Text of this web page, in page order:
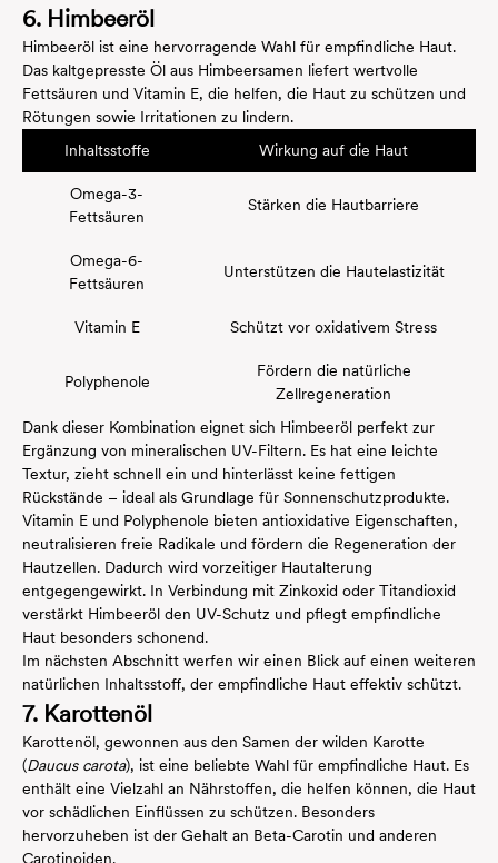
6. Himbeeröl
Himbeeröl ist eine hervorragende Wahl für empfindliche Haut.
Das kaltgepresste Öl aus Himbeersamen liefert wertvolle
Fettsäuren und Vitamin E, die helfen, die Haut zu schützen und
Rötungen sowie Irritationen zu lindern.
Inhaltsstoffe
Wirkung auf die Haut
Omega-3-
Fettsäuren
Stärken die Hautbarriere
Omega-6-
Fettsäuren
Unterstützen die Hautelastizität
Vitamin E Schützt vor oxidativem Stress
Polyphenole
Fördern die natürliche
Zellregeneration
Dank dieser Kombination eignet sich Himbeeröl perfekt zur
Ergänzung von mineralischen UV-Filtern. Es hat eine leichte
Textur, zieht schnell ein und hinterlässt keine fettigen
Rückstände – ideal als Grundlage für Sonnenschutzprodukte.
Vitamin E und Polyphenole bieten antioxidative Eigenschaften,
neutralisieren freie Radikale und fördern die Regeneration der
Hautzellen. Dadurch wird vorzeitiger Hautalterung
entgegengewirkt. In Verbindung mit Zinkoxid oder Titandioxid
verstärkt Himbeeröl den UV-Schutz und pflegt empfindliche
Haut besonders schonend.
Im nächsten Abschnitt werfen wir einen Blick auf einen weiteren
natürlichen Inhaltsstoff, der empfindliche Haut effektiv schützt.
7. Karottenöl
Karottenöl, gewonnen aus den Samen der wilden Karotte
(Daucus carota), ist eine beliebte Wahl für empfindliche Haut. Es
enthält eine Vielzahl an Nährstoffen, die helfen können, die Haut
vor schädlichen Einflüssen zu schützen. Besonders
hervorzuheben ist der Gehalt an Beta-Carotin und anderen
Carotinoiden.